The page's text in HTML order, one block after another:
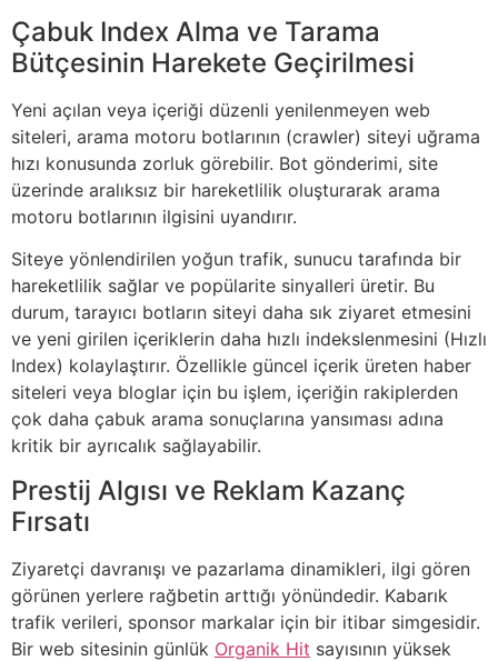
Çabuk Index Alma ve Tarama
Bütçesinin Harekete Geçirilmesi
Yeni açılan veya içeriği düzenli yenilenmeyen web
siteleri, arama motoru botlarının (crawler) siteyi uğrama
hızı konusunda zorluk görebilir. Bot gönderimi, site
üzerinde aralıksız bir hareketlilik oluşturarak arama
motoru botlarının ilgisini uyandırır.
Siteye yönlendirilen yoğun trafik, sunucu tarafında bir
hareketlilik sağlar ve popülarite sinyalleri üretir. Bu
durum, tarayıcı botların siteyi daha sık ziyaret etmesini
ve yeni girilen içeriklerin daha hızlı indekslenmesini (Hızlı
Index) kolaylaştırır. Özellikle güncel içerik üreten haber
siteleri veya bloglar için bu işlem, içeriğin rakiplerden
çok daha çabuk arama sonuçlarına yansıması adına
kritik bir ayrıcalık sağlayabilir.
Prestij Algısı ve Reklam Kazanç
Fırsatı
Ziyaretçi davranışı ve pazarlama dinamikleri, ilgi gören
görünen yerlere rağbetin arttığı yönündedir. Kabarık
trafik verileri, sponsor markalar için bir itibar simgesidir.
Bir web sitesinin günlük Organik Hit sayısının yüksek